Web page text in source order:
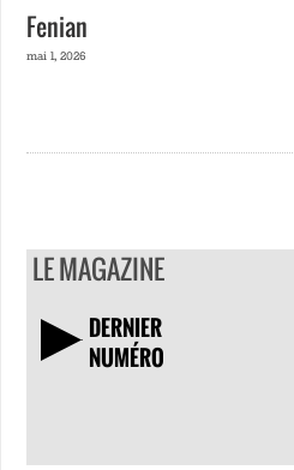
Fenian
mai 1, 2026
LE MAGAZINE
DERNIER
NUMÉRO